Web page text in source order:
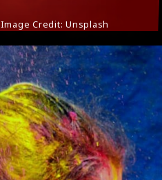
Image Credit: Unsplash